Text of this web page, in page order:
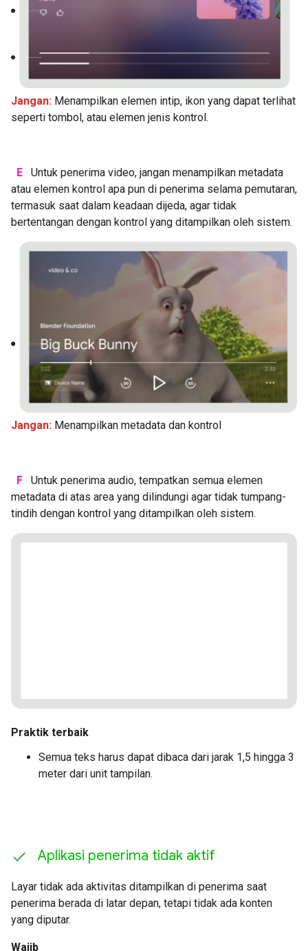
Jangan: Menampilkan elemen intip, ikon yang dapat terlihat
seperti tombol, atau elemen jenis kontrol.
E
Untuk penerima video, jangan menampilkan metadata
atau elemen kontrol apa pun di penerima selama pemutaran,
termasuk saat dalam keadaan dijeda, agar tidak
bertentangan dengan kontrol yang ditampilkan oleh sistem.
Jangan: Menampilkan metadata dan kontrol
F
Untuk penerima audio, tempatkan semua elemen
metadata di atas area yang dilindungi agar tidak tumpang-
tindih dengan kontrol yang ditampilkan oleh sistem.
Praktik terbaik
Semua teks harus dapat dibaca dari jarak 1,5 hingga 3
meter dari unit tampilan.
Aplikasi penerima tidak aktif
Layar tidak ada aktivitas ditampilkan di penerima saat
penerima berada di latar depan, tetapi tidak ada konten
yang diputar.
Wajib